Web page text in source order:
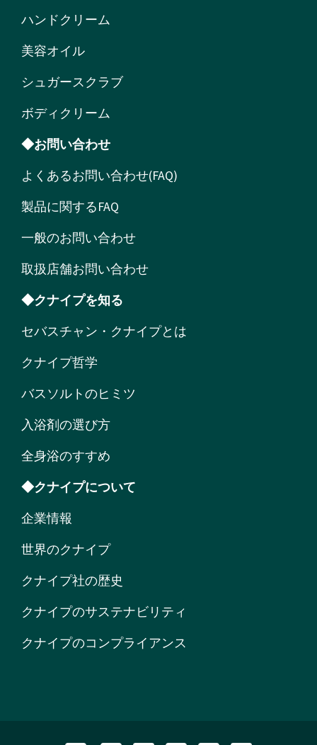
ハンドクリーム
美容オイル
シュガースクラブ
ボディクリーム
◆お問い合わせ
よくあるお問い合わせ(FAQ)
製品に関するFAQ
一般のお問い合わせ
取扱店舗お問い合わせ
◆クナイプを知る
セバスチャン・クナイプとは
クナイプ哲学
バスソルトのヒミツ
入浴剤の選び方
全身浴のすすめ
◆クナイプについて
企業情報
世界のクナイプ
クナイプ社の歴史
クナイプのサステナビリティ
クナイプのコンプライアンス